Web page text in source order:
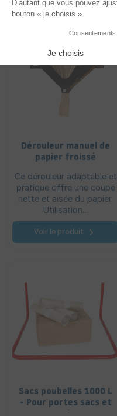
Dérouleur manuel de
papier froissé
Ce dérouleur adaptable et
pratique offre une coupe
nette et aisée du papier.
Utilisation...
Voir le produit
Sacs poubelles 1000 L
- Pour portes sacs et